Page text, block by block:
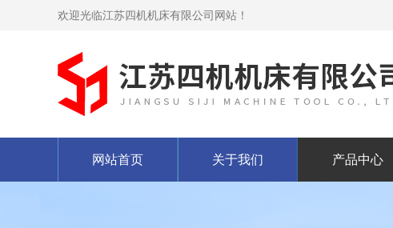
欢迎光临江苏四机机床有限公司网站！
网站首页 关于我们 产品中心